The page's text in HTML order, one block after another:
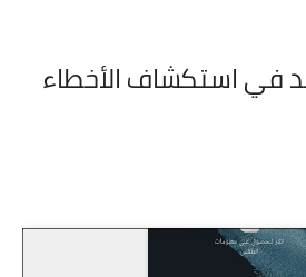
في استكشاف الأخطاء